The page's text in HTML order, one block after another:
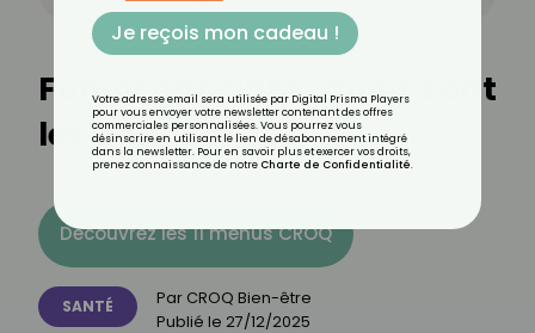
Fumer enceinte : quels sont
les dangers ?
Découvrez les 11 menus CROQ
SANTÉ Par CROQ Bien-être
Publié le 27/12/2025
Je reçois mon cadeau !
Votre adresse email sera utilisée par Digital Prisma Players
pour vous envoyer votre newsletter contenant des offres
commerciales personnalisées. Vous pourrez vous
désinscrire en utilisant le lien de désabonnement intégré
dans la newsletter. Pour en savoir plus et exercer vos droits,
prenez connaissance de notre Charte de Confidentialité.